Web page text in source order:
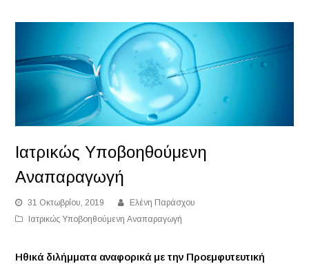
Ιατρικώς Υποβοηθούμενη
Αναπαραγωγή
31 Οκτωβρίου, 2019
Ελένη Παράσχου
Ιατρικώς Υποβοηθούμενη Αναπαραγωγή
Ηθικά διλήμματα αναφορικά με την Προεμφυτευτική